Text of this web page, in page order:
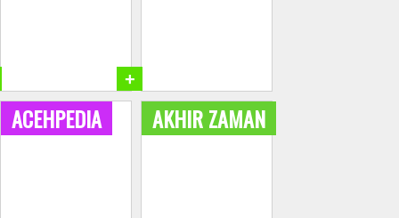
+
ACEHPEDIA AKHIR ZAMAN